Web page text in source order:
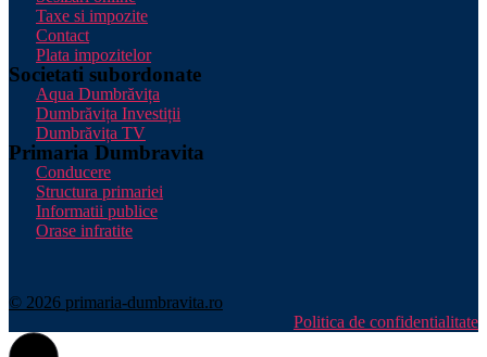
Taxe si impozite
Contact
Plata impozitelor
Societati subordonate
Aqua Dumbrăvița
Dumbrăvița Investiții
Dumbrăvița TV
Primaria Dumbravita
Conducere
Structura primariei
Informatii publice
Orase infratite
© 2026 primaria-dumbravita.ro
Politica de confidentialitate